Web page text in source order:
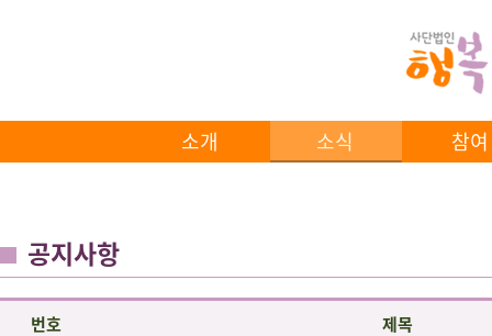
소개 소식 참여
공지사항
번호 제목